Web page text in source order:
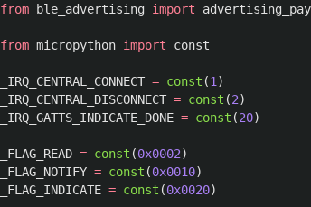
from
ble_advertising import
from micropython import const
_IRQ_CENTRAL_CONNECT = const (1 )
_IRQ_CENTRAL_DISCONNECT = const (2)
_IRQ_GATTS_INDICATE_DONE = const (20)
_FLAG_READ = const (0x0002)
_FLAG_NOTIFY = const (0x0010)
_FLAG_INDICATE = const (0x0020)